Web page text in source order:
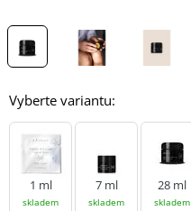
Vyberte variantu:
1 ml
skladem
7 ml
skladem
28 ml
skladem